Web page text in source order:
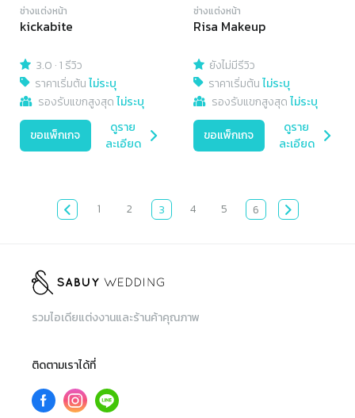
ช่างแต่งหน้า
kickabite
3.0 ·1 รีวิว
ราคาเริ่มต้นไม่ระบุ
รองรับแขกสูงสุดไม่ระบุ
ขอแพ็กเกจ
ดูราย
ละเอียด
ช่างแต่งหน้า
Risa Makeup
ยังไม่มีรีวิว
ราคาเริ่มต้นไม่ระบุ
รองรับแขกสูงสุดไม่ระบุ
ขอแพ็กเกจ
ดูราย
ละเอียด
1 2 3 4 5 6
รวมไอเดียแต่งงานและร้านค้าคุณภาพ
ติดตามเราได้ที่